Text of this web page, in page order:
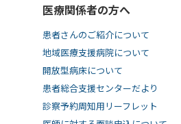
医療関係者の方へ
患者さんのご紹介について
地域医療支援病院について
開放型病床について
患者総合支援センターだより
診察予約周知用リーフレット